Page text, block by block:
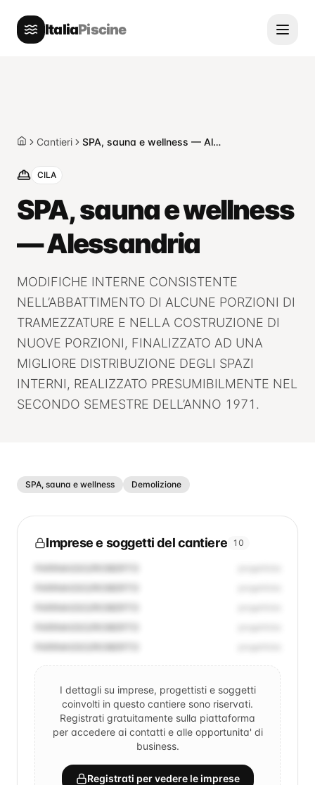
ItaliaPiscine
HomeCantieri SPA, sauna e wellness — Alessandria
CILA
SPA, sauna e wellness
— Alessandria
MODIFICHE INTERNE CONSISTENTE
NELL’ABBATTIMENTO DI ALCUNE PORZIONI DI
TRAMEZZATURE E NELLA COSTRUZIONE DI
NUOVE PORZIONI, FINALIZZATO AD UNA
MIGLIORE DISTRIBUZIONE DEGLI SPAZI
INTERNI, REALIZZATO PRESUMIBILMENTE NEL
SECONDO SEMESTRE DELL’ANNO 1971.
SPA, sauna e wellness Demolizione
Imprese e soggetti del cantiere 10
FARINASSO/ROBERTO
FARINASSO/ROBERTO
FARINASSO/ROBERTO
FARINASSO/ROBERTO
FARINASSO/ROBERTO
I dettagli su imprese, progettisti e soggetti
coinvolti in questo cantiere sono riservati.
Registrati gratuitamente sulla piattaforma
per accedere ai contatti e alle opportunita' di
business.
Registrati per vedere le imprese